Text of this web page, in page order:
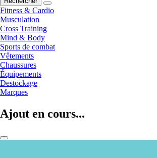
Fitness & Cardio
Musculation
Cross Training
Mind & Body
Sports de combat
Vêtements
Chaussures
Équipements
Destockage
Marques
Ajout en cours...